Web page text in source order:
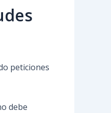
peticiones
debe